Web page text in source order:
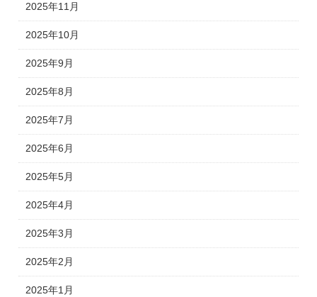
2025年11月
2025年10月
2025年9月
2025年8月
2025年7月
2025年6月
2025年5月
2025年4月
2025年3月
2025年2月
2025年1月